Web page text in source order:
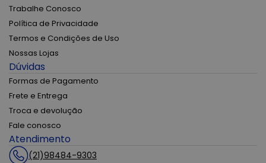
Trabalhe Conosco
Política de Privacidade
Termos e Condições de Uso
Nossas Lojas
Dúvidas
Formas de Pagamento
Frete e Entrega
Troca e devolução
Fale conosco
Atendimento
(21)98484-9303